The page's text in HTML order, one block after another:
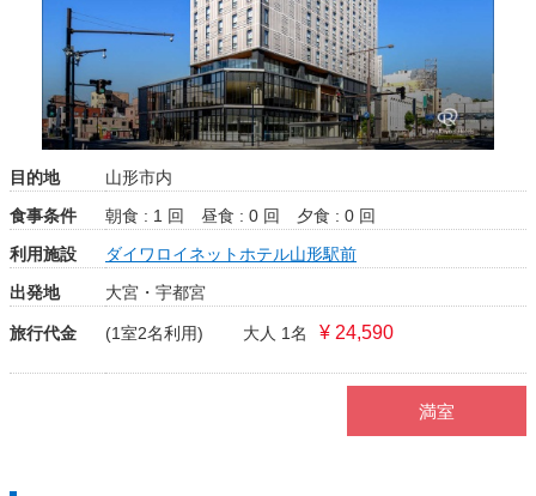
目的地
山形市内
食事条件
朝食 : 1 回 昼食 : 0 回
夕食 : 0 回
利用施設
ダイワロイネットホテル山形駅前
出発地
大宮・宇都宮
旅行代金 (1室2名利用) 大人 1名 ¥ 24,590
満室